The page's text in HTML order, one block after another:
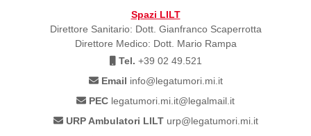
Spazi LILT
Direttore Sanitario: Dott. Gianfranco Scaperrotta
Direttore Medico: Dott. Mario Rampa
Tel. +39 02 49.521
Email info@legatumori.mi.it
PEC legatumori.mi.it@legalmail.it
URP Ambulatori LILTurp@legatumori.mi.it